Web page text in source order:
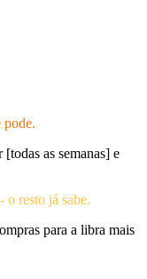
pode.
as semanas] e
o resto já sabe.
para a libra mais